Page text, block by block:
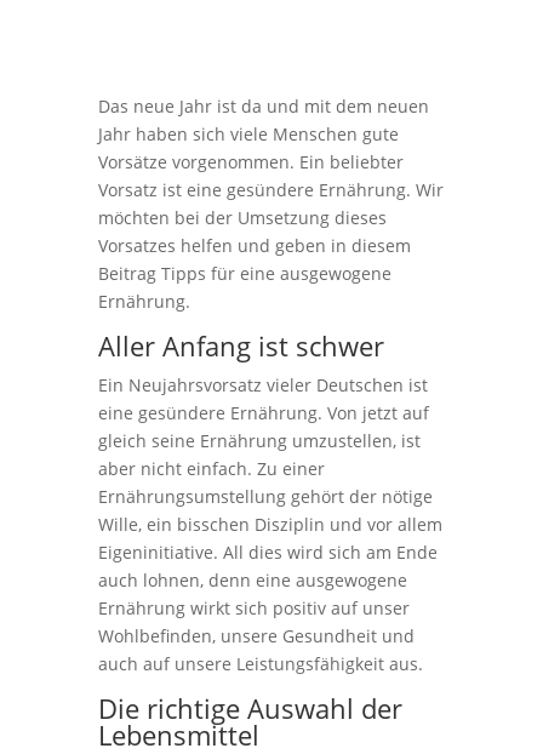
Das neue Jahr ist da und mit dem neuen
Jahr haben sich viele Menschen gute
Vorsätze vorgenommen. Ein beliebter
Vorsatz ist eine gesündere Ernährung. Wir
möchten bei der Umsetzung dieses
Vorsatzes helfen und geben in diesem
Beitrag Tipps für eine ausgewogene
Ernährung.
Aller Anfang ist schwer
Ein Neujahrsvorsatz vieler Deutschen ist
eine gesündere Ernährung. Von jetzt auf
gleich seine Ernährung umzustellen, ist
aber nicht einfach. Zu einer
Ernährungsumstellung gehört der nötige
Wille, ein bisschen Disziplin und vor allem
Eigeninitiative. All dies wird sich am Ende
auch lohnen, denn eine ausgewogene
Ernährung wirkt sich positiv auf unser
Wohlbefinden, unsere Gesundheit und
auch auf unsere Leistungsfähigkeit aus.
Die richtige Auswahl der
Lebensmittel